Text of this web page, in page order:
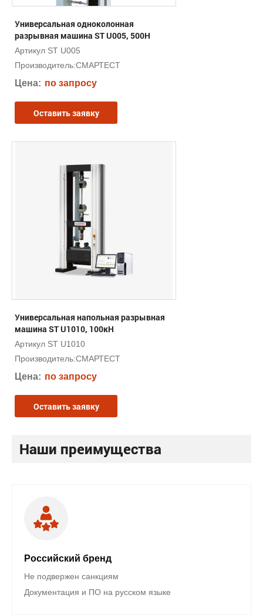
Универсальная одноколонная
разрывная машина ST U005, 500Н
Артикул ST U005
Производитель:СМАРТЕСТ
Цена: по запросу
Оставить заявку
Универсальная напольная разрывная
машина ST U1010, 100кН
Артикул ST U1010
Производитель:СМАРТЕСТ
Цена: по запросу
Оставить заявку
Наши преимущества
Российский бренд
Не подвержен санкциям
Документация и ПО на русском языке